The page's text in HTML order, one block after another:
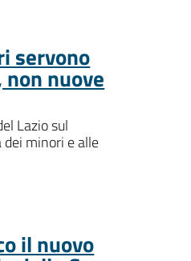
servono
nuove
Lazio sul
minori e alle
il nuovo